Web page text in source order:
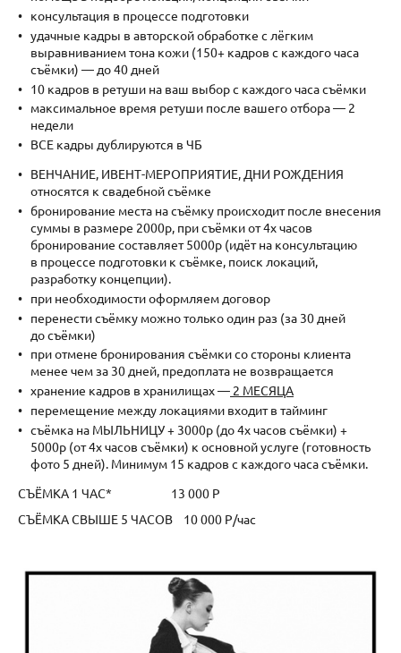
консультация в процессе подготовки
удачные кадры в авторской обработке с лёгким
выравниванием тона кожи (150+ кадров с каждого часа
съёмки) — до 40 дней
10 кадров в ретуши на ваш выбор с каждого часа съёмки
максимальное время ретуши после вашего отбора — 2
недели
ВСЕ кадры дублируются в ЧБ
ВЕНЧАНИЕ, ИВЕНТ-МЕРОПРИЯТИЕ, ДНИ РОЖДЕНИЯ
относятся к свадебной съёмке
бронирование места на съёмку происходит после внесения
суммы в размере 2000р, при съёмки от 4х часов
бронирование составляет 5000р (идёт на консультацию
в процессе подготовки к съёмке, поиск локаций,
разработку концепции).
при необходимости оформляем договор
перенести съёмку можно только один раз (за 30 дней
до съёмки)
при отмене бронирования съёмки со стороны клиента
менее чем за 30 дней, предоплата не возвращается
хранение кадров в хранилищах — 2 МЕСЯЦА
перемещение между локациями входит в тайминг
съёмка на МЫЛЬНИЦУ + 3000р (до 4х часов съёмки) +
5000р (от 4х часов съёмки) к основной услуге (готовность
фото 5 дней). Минимум 15 кадров с каждого часа съёмки.
СЪЁМКА 1 ЧАС* 13 000 Р
СЪЁМКА СВЫШЕ 5 ЧАСОВ 10 000 Р/час